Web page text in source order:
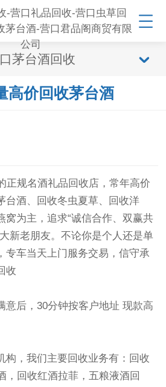
茅台酒回收
高价回收茅台酒
正规名酒礼品回收店，常年高价
台酒、回收冬虫夏草、回收洋
窝为主，追求“诚信合作、双赢共
新老朋友。不论你是个人还是单
专车当天上门服务交易，信守承
收
意后，30分钟按客户地址 现款高
构，我们主要回收业务有：回收
，回收红酒拉菲，五粮液酒回